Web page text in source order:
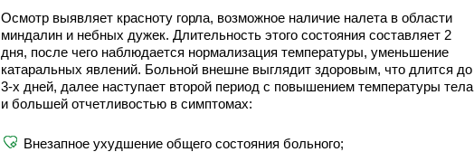
Осмотр выявляет красноту горла, возможное наличие налета в области
миндалин и небных дужек. Длительность этого состояния составляет 2
дня, после чего наблюдается нормализация температуры, уменьшение
катаральных явлений. Больной внешне выглядит здоровым, что длится до
3-х дней, далее наступает второй период с повышением температуры тела
и большей отчетливостью в симптомах:
Внезапное ухудшение общего состояния больного;